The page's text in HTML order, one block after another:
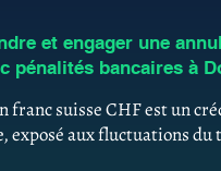
et engager une
pénalités bancaires à
franc suisse CHF est un
exposé aux fluctuations du